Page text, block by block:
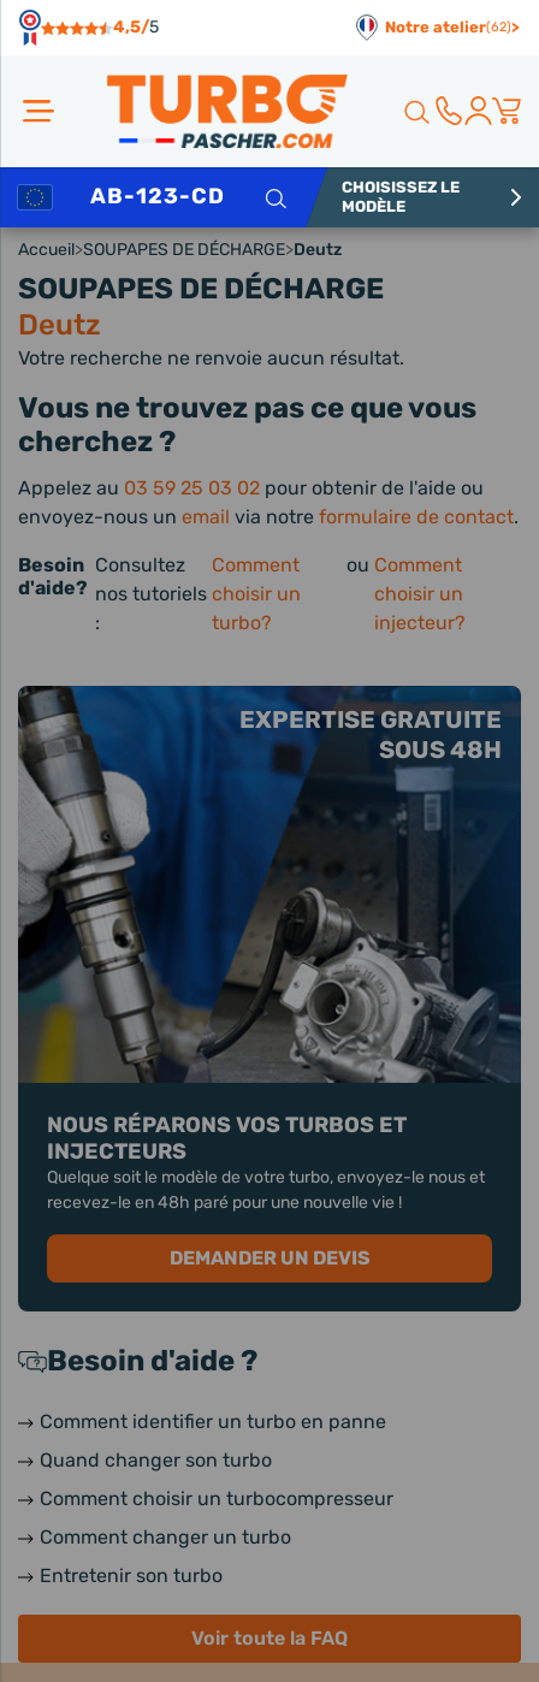
4,5/5 Notre atelier(62)>
Rechercher
CHOISISSEZ LE
MODÈLE
Accueil>SOUPAPES DE DÉCHARGE>Deutz
SOUPAPES DE DÉCHARGE
Deutz
EXPERTISE GRATUITE
SOUS 48H
NOUS RÉPARONS VOS TURBOS ET
INJECTEURS
Quelque soit le modèle de votre turbo, envoyez-le nous et
recevez-le en 48h paré pour une nouvelle vie !
DEMANDER UN DEVIS
Besoin d'aide ?
Comment identifier un turbo en panne
Quand changer son turbo
Comment choisir un turbocompresseur
Comment changer un turbo
Entretenir son turbo
Voir toute la FAQ
Votre recherche ne renvoie aucun résultat.
Vous ne trouvez pas ce que vous
cherchez ?
Appelez au 03 59 25 03 02 pour obtenir de l'aide ou
envoyez-nous un email via notre formulaire de contact.
Besoin
d'aide?
Consultez
nos tutoriels
:
Comment
choisir un
turbo?
ou Comment
choisir un
injecteur?
Panneau de gestion des cookies